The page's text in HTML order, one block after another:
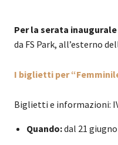
Per la serata
da FS Park, all’esterno
I biglietti per
Biglietti e informazioni:
Quando:dal 21